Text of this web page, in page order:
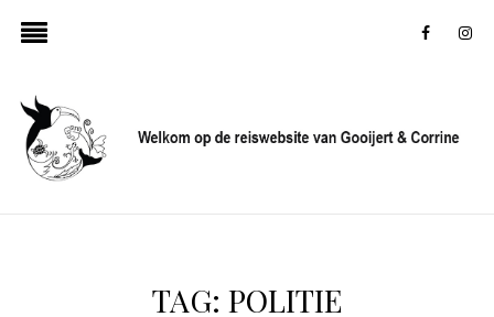
TAG: POLITIE